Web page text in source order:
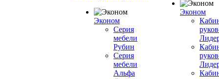
Эконом
Серия
мебели
Рубин
Серия
мебели
Альфа
Эконом